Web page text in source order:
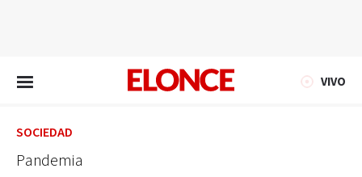
VIVO
SOCIEDAD
Pandemia